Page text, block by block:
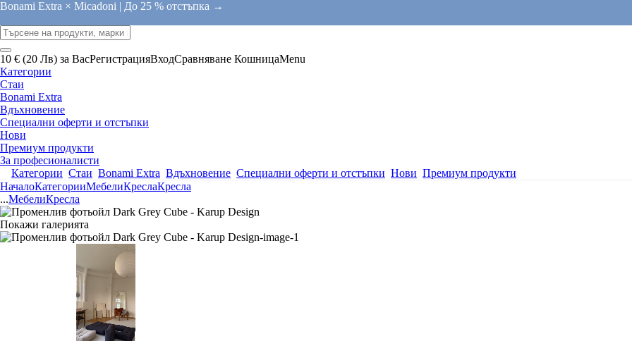
Bonami Extra × Micadoni | До 25 % отстъпка →
10 € (20 Лв) за ВасРегистрацияВходСравняване КошницаMenu
Категории
Стаи
Bonami Extra
Вдъхновение
Специални оферти и отстъпки
Нови
Премиум продукти
За професионалисти
Категории Стаи Bonami Extra Вдъхновение Специални оферти и отстъпки Нови Премиум продукти
НачалоКатегорииМебелиКреслаКресла
...МебелиКресла
Покажи галерията